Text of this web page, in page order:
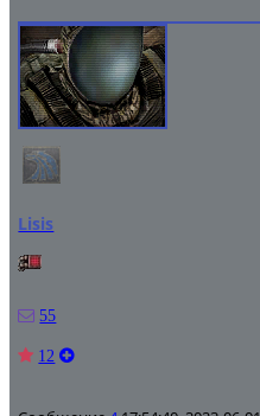
Lisis
55
12